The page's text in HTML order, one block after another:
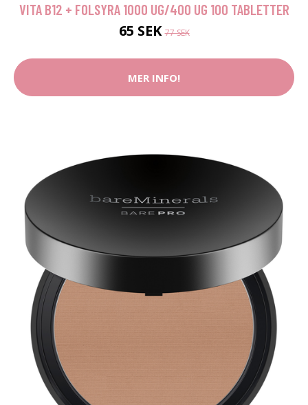
VITA B12 + FOLSYRA 1000 UG/400 UG 100 TABLETTER
65 SEK77 SEK
MER INFO!